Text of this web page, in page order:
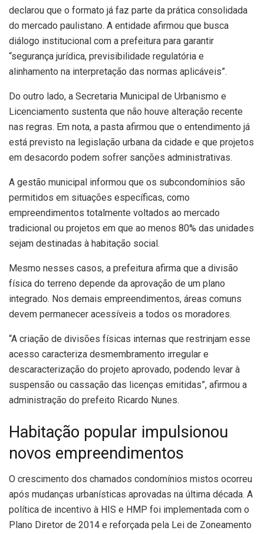
declarou que o formato já faz parte da prática consolidada
do mercado paulistano. A entidade afirmou que busca
diálogo institucional com a prefeitura para garantir
“segurança jurídica, previsibilidade regulatória e
alinhamento na interpretação das normas aplicáveis”.
Do outro lado, a Secretaria Municipal de Urbanismo e
Licenciamento sustenta que não houve alteração recente
nas regras. Em nota, a pasta afirmou que o entendimento já
está previsto na legislação urbana da cidade e que projetos
em desacordo podem sofrer sanções administrativas.
A gestão municipal informou que os subcondomínios são
permitidos em situações específicas, como
empreendimentos totalmente voltados ao mercado
tradicional ou projetos em que ao menos 80% das unidades
sejam destinadas à habitação social.
Mesmo nesses casos, a prefeitura afirma que a divisão
física do terreno depende da aprovação de um plano
integrado. Nos demais empreendimentos, áreas comuns
devem permanecer acessíveis a todos os moradores.
“A criação de divisões físicas internas que restrinjam esse
acesso caracteriza desmembramento irregular e
descaracterização do projeto aprovado, podendo levar à
suspensão ou cassação das licenças emitidas”, afirmou a
administração do prefeito Ricardo Nunes.
Habitação popular impulsionou
novos empreendimentos
O crescimento dos chamados condomínios mistos ocorreu
após mudanças urbanísticas aprovadas na última década. A
política de incentivo à HIS e HMP foi implementada com o
Plano Diretor de 2014 e reforçada pela Lei de Zoneamento